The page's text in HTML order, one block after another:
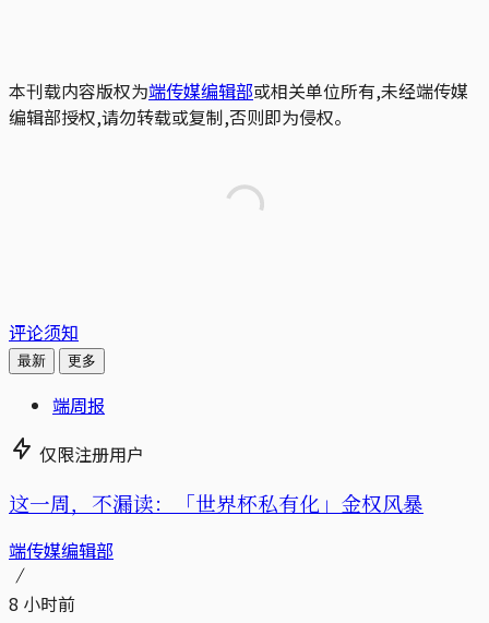
本刊载内容版权为端传媒编辑部或相关单位所有,未经端传媒
编辑部授权,请勿转载或复制,否则即为侵权。
评论须知
最新 更多
端周报
仅限注册用户
这一周，不漏读：「世界杯私有化」金权风暴
端传媒编辑部
8 小时前